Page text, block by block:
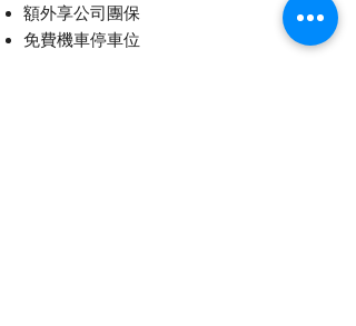
額外享公司團保
免費機車停車位